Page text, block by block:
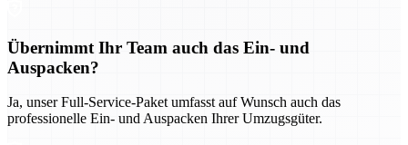
Übernimmt Ihr Team auch das Ein- und
Auspacken?
Ja, unser Full-Service-Paket umfasst auf Wunsch auch das
professionelle Ein- und Auspacken Ihrer Umzugsgüter.